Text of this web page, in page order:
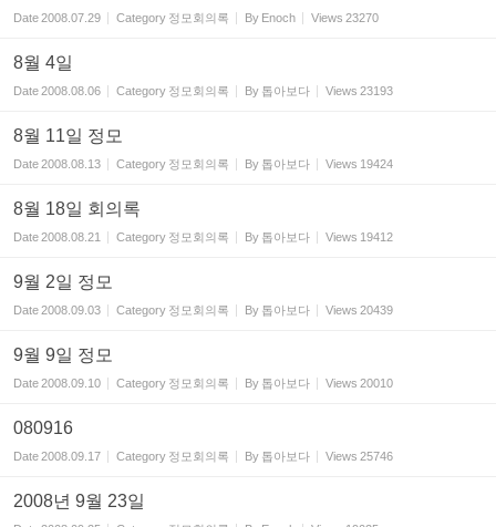
Date2008.07.29 Category 정모회의록 By Enoch Views 23270
8월 4일
Date2008.08.06 Category 정모회의록 By 톱아보다 Views 23193
8월 11일 정모
Date2008.08.13 Category 정모회의록 By 톱아보다 Views 19424
8월 18일 회의록
Date2008.08.21 Category 정모회의록 By 톱아보다 Views 19412
9월 2일 정모
Date2008.09.03 Category 정모회의록 By 톱아보다 Views 20439
9월 9일 정모
Date2008.09.10 Category 정모회의록 By 톱아보다 Views 20010
080916
Date2008.09.17 Category 정모회의록 By 톱아보다 Views 25746
2008년 9월 23일